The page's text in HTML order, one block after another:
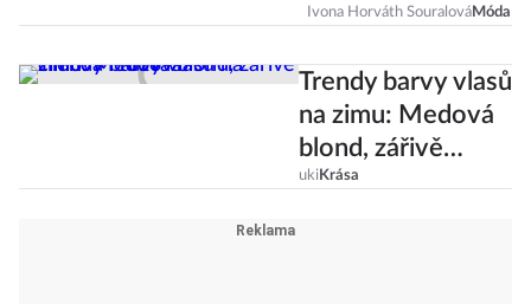
svetry s
výšivkou
Ivona Horváth SouralováMóda
Trendy barvy vlasů
na zimu: Medová
blond, zářivě
cihlová i růžová!
uki Krása